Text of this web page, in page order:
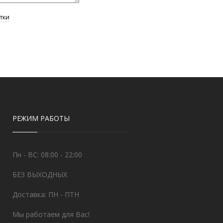
РЕЖИМ РАБОТЫ
Пн - ВС: 08:00 - 22:00
БЕЗ ВЫХОДНЫХ
Доставка: ПН - ПТН
Мы работаем для Вас!